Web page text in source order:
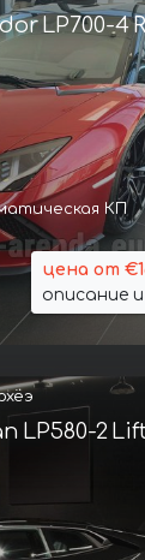
LP700-4
КП
цена от
описание
LP580-2